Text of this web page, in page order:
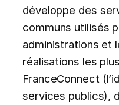
développe des
communs utilisés
administrations et
réalisations les
FranceConnect
services publics),